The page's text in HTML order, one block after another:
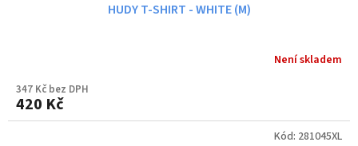
HUDY T-SHIRT - WHITE (M)
Není skladem
347 Kč bez DPH
420 Kč
Kód: 281045XL